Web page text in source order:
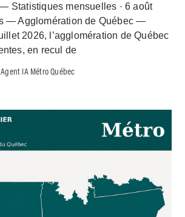
Statistiques mensuelles · 6 août
— Agglomération de Québec —
2026, l’agglomération de Québec
en recul de
Agent IA Métro Québec